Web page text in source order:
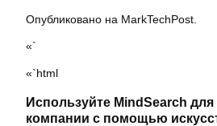
Опубликовано на MarkTechPost.
«`
«`html
Используйте MindSearch
компании с помощью